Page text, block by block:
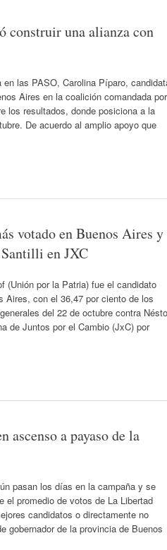
construir una alianza con
las PASO, Carolina Píparo,
Aires en la coalición comandada por
los resultados, donde posiciona a la
De acuerdo al amplio apoyo que
votado en Buenos Aires y
en JXC
(Unión por la Patria) fue el candidato
Aires, con el 36,47 por ciento de los
del 22 de octubre contra
de Juntos por el Cambio (JxC) por
ascenso a payaso de la
pasan los días en la campaña y se
el promedio de votos de La Libertad
candidatos o directamente no
gobernador de la provincia de Buenos